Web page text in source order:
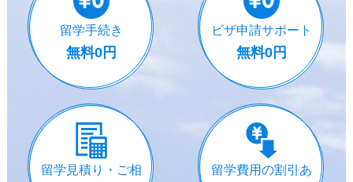
留学手続き
無料0円
ビザ申請サポート
無料0円
留学見積り・ご相
留学費用の割引あ